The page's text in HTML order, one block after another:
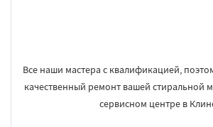
Все наши мастера с квалификацией,
качественный ремонт вашей стиральной
сервисном центре в